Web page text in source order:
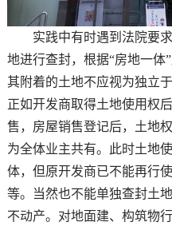
实践中有时遇到法院要求
地进行查封，根据“房地一体
其附着的土地不应视为独立
正如开发商取得土地使用权
售，房屋销售登记后，土地
为全体业主共有。此时土地
体，但原开发商已不能再行
等。当然也不能单独查封土
不动产。对地面建、构筑物